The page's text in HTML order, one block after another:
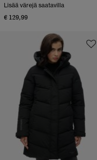
Lisää värejä saatavilla
€ 129,99